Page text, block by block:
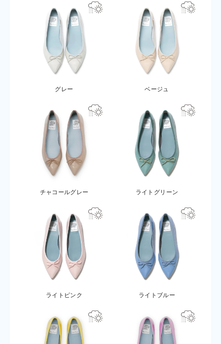
グレー ベージュ
チャコールグレー ライトグリーン
ライトピンク ライトブルー